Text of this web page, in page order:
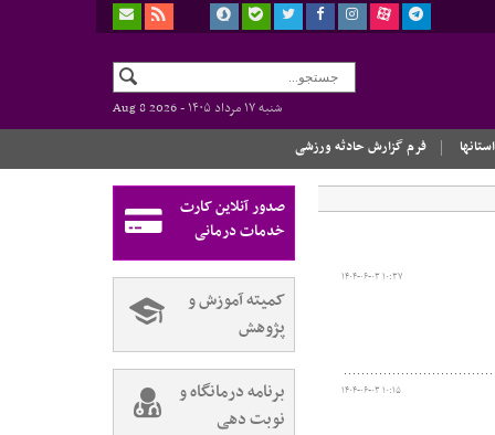
شنبه ۱۷ مرداد ۱۴۰۵ -
Aug 8 2026
استانها فرم گزارش حادثه ورزشی
۱۴۰۴-۰۶-۰۳ ۱۰:۳۷
۱۴۰۴-۰۶-۰۳ ۱۰:۱۵
صدور آنلاین کارت
خدمات درمانی
کمیته آموزش و
پژوهش
برنامه درمانگاه و
نوبت دهی